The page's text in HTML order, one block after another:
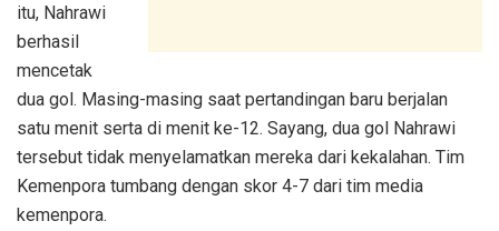
itu, Nahrawi
berhasil
mencetak
dua gol. Masing-masing saat pertandingan baru berjalan
satu menit serta di menit ke-12. Sayang, dua gol Nahrawi
tersebut tidak menyelamatkan mereka dari kekalahan. Tim
Kemenpora tumbang dengan skor 4-7 dari tim media
kemenpora.